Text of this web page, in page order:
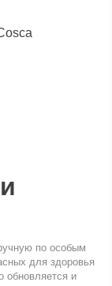
по особым
для здоровья
обновляется и